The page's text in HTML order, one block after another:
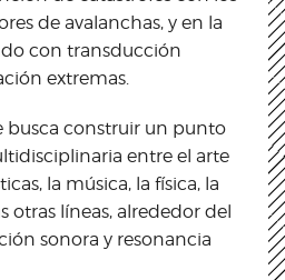
de avalanchas, y en la
con transducción
extremas.
busca construir un punto
entre el arte
la música, la física, la
otras líneas, alrededor del
sonora y resonancia